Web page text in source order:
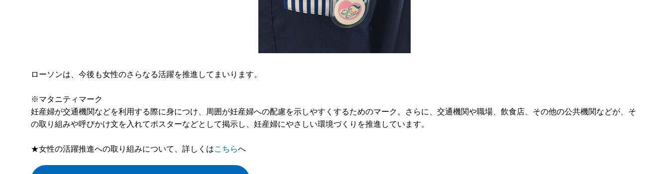
ローソンは、今後も女性のさらなる活躍を推進してまいります。
※マタニティマーク
妊産婦が交通機関などを利用する際に身につけ、周囲が妊産婦への配慮を示しやすくするためのマーク。さらに、交通機関や職場、飲食店、その他の公共機関などが、そ
の取り組みや呼びかけ文を入れてポスターなどとして掲示し、妊産婦にやさしい環境づくりを推進しています。
★女性の活躍推進への取り組みについて、詳しくはこちらへ